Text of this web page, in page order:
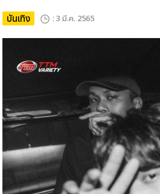
บันเทิง : 3 มี.ค. 2565